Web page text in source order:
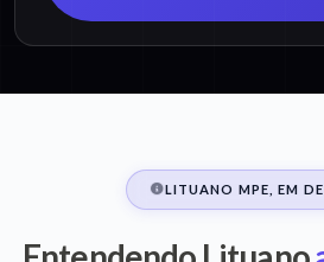
LITUANO MPE, EM